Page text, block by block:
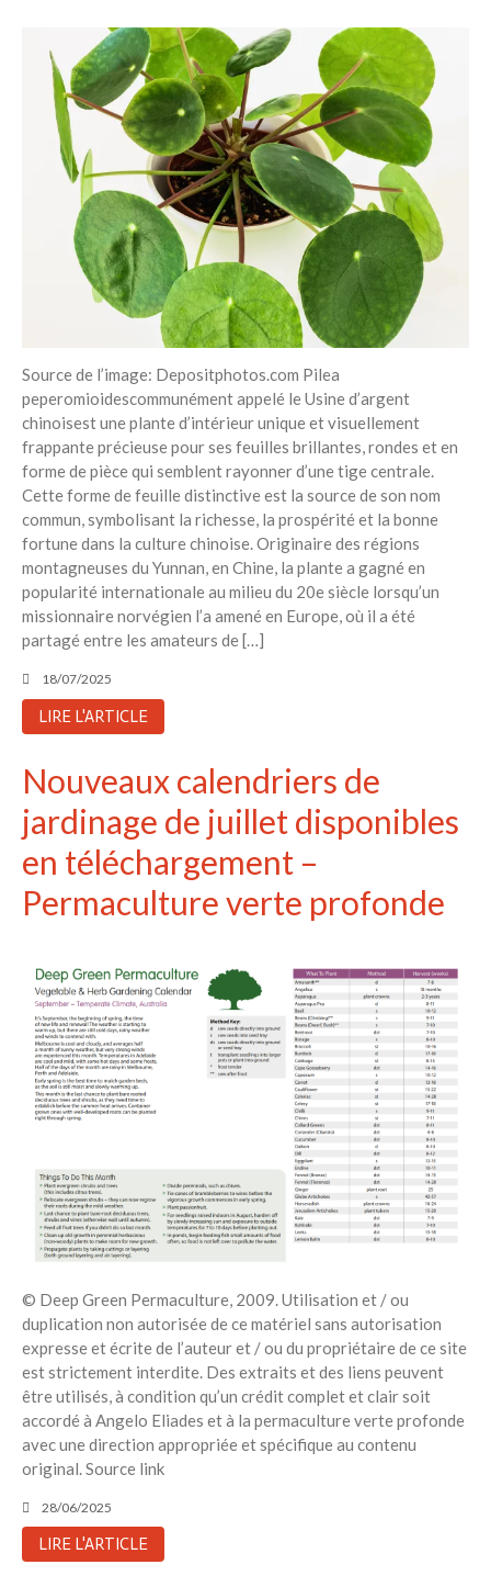
Source de l’image: Depositphotos.com Pilea
peperomioidescommunément appelé le Usine d’argent
chinoisest une plante d’intérieur unique et visuellement
frappante précieuse pour ses feuilles brillantes, rondes et en
forme de pièce qui semblent rayonner d’une tige centrale.
Cette forme de feuille distinctive est la source de son nom
commun, symbolisant la richesse, la prospérité et la bonne
fortune dans la culture chinoise. Originaire des régions
montagneuses du Yunnan, en Chine, la plante a gagné en
popularité internationale au milieu du 20e siècle lorsqu’un
missionnaire norvégien l’a amené en Europe, où il a été
partagé entre les amateurs de […]
18/07/2025
LIRE L'ARTICLE
Nouveaux calendriers de
jardinage de juillet disponibles
en téléchargement –
Permaculture verte profonde
© Deep Green Permaculture, 2009. Utilisation et / ou
duplication non autorisée de ce matériel sans autorisation
expresse et écrite de l’auteur et / ou du propriétaire de ce site
est strictement interdite. Des extraits et des liens peuvent
être utilisés, à condition qu’un crédit complet et clair soit
accordé à Angelo Eliades et à la permaculture verte profonde
avec une direction appropriée et spécifique au contenu
original. Source link
28/06/2025
LIRE L'ARTICLE